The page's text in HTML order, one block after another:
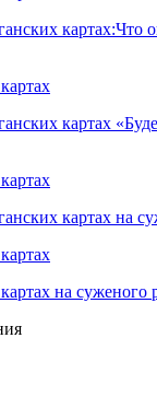
картах:Что
картах
картах на
на суженого